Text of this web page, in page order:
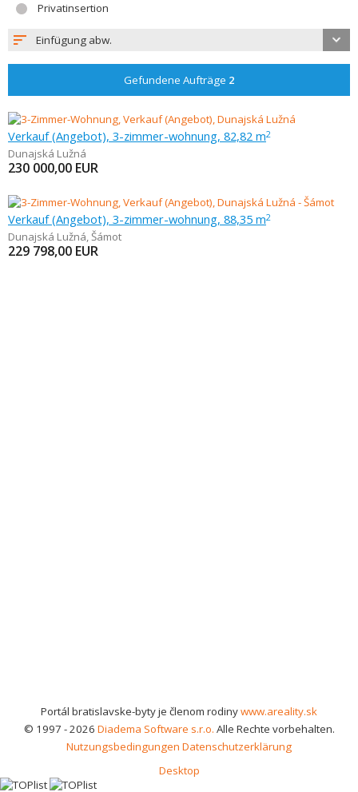
Privatinsertion
Einfügung abw.
Gefundene Aufträge 2
Verkauf (Angebot), 3-zimmer-wohnung, 82,82 m2
Dunajská Lužná
230 000,00 EUR
Verkauf (Angebot), 3-zimmer-wohnung, 88,35 m2
Dunajská Lužná,Šámot
229 798,00 EUR
Portál bratislavske-byty je členom rodinywww.areality.sk
© 1997 - 2026 Diadema Software s.r.o. Alle Rechte vorbehalten.
Nutzungsbedingungen Datenschutzerklärung
Desktop